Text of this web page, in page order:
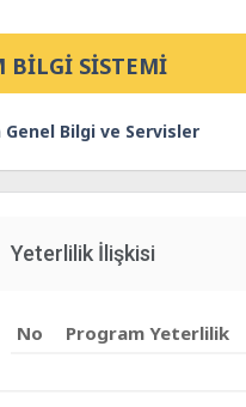
BİLGİ SİSTEMİ
Bilgi ve Servisler
Yeterlilik İlişkisi
No Program Yeterlilik